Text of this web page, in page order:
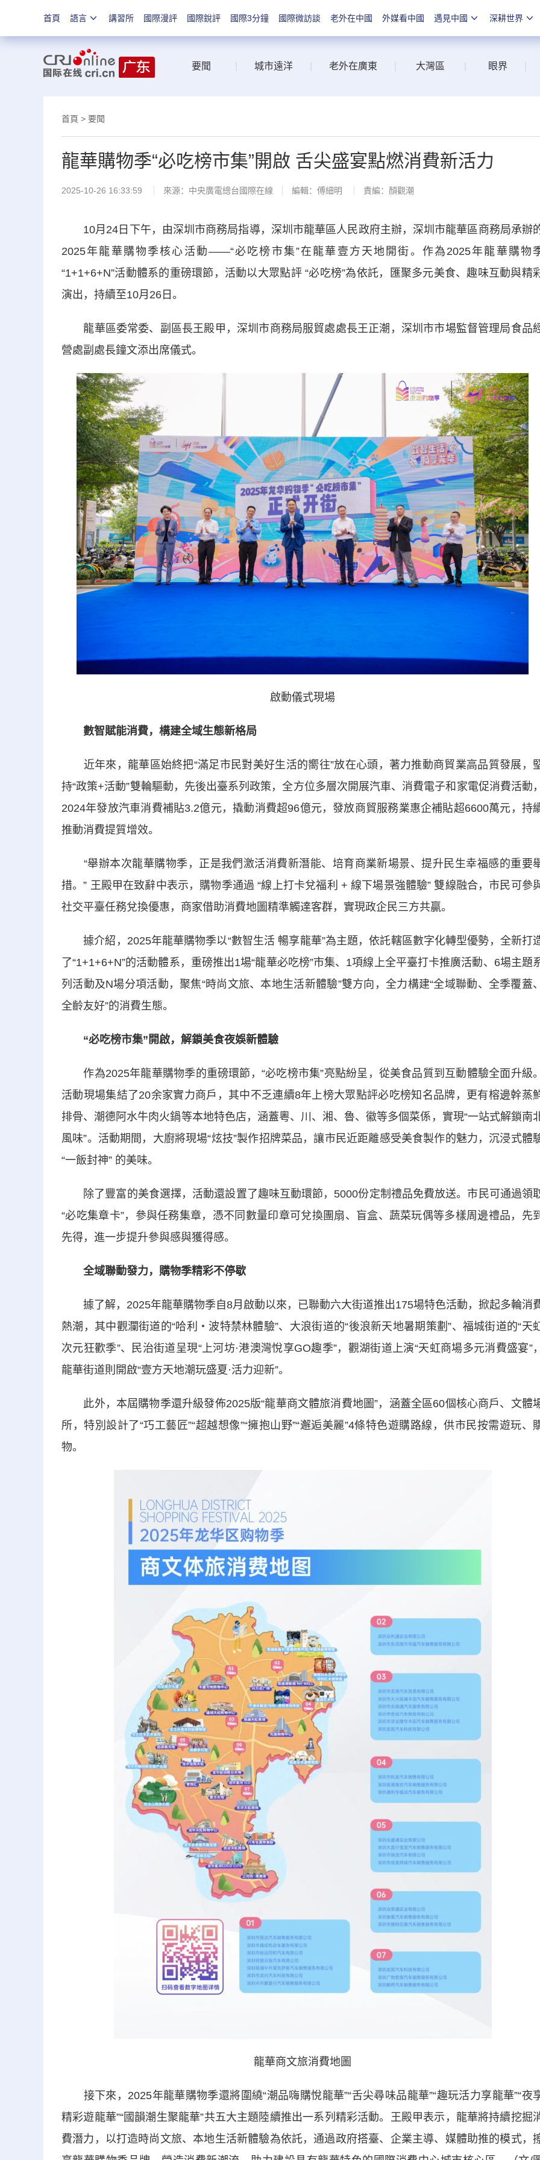
首頁 語言 講習所 國際漫評 國際銳評 國際3分鐘 國際微訪談 老外在中國 外媒看中國 遇見中國 深耕世界
要聞 城市遠洋 老外在廣東 大灣區 眼界
首頁 > 要聞
龍華購物季“必吃榜市集”開啟 舌尖盛宴點燃消費新活力
2025-10-26 16:33:59 來源：中央廣電總台國際在線 編輯：傅細明 責編：顏觀潮
10月24日下午，由深圳市商務局指導，深圳市龍華區人民政府主辦，深圳市龍華區商務局承辦
2025年龍華購物季核心活動——“必吃榜市集”在龍華壹方天地開街。作為2025年龍華購物
“1+1+6+N”活動體系的重磅環節，活動以大眾點評 “必吃榜”為依託，匯聚多元美食、趣味互動與精
演出，持續至10月26日。
龍華區委常委、副區長王殿甲，深圳市商務局服貿處處長王正潮，深圳市市場監督管理局食品
營處副處長鐘文添出席儀式。
啟動儀式現場
數智賦能消費，構建全域生態新格局
近年來，龍華區始終把“滿足市民對美好生活的嚮往”放在心頭，著力推動商貿業高品質發展，
持“政策+活動”雙輪驅動，先後出臺系列政策，全方位多層次開展汽車、消費電子和家電促消費活動
2024年發放汽車消費補貼3.2億元，撬動消費超96億元，發放商貿服務業惠企補貼超6600萬元，持
推動消費提質增效。
“舉辦本次龍華購物季，正是我們激活消費新潛能、培育商業新場景、提升民生幸福感的重要
措。” 王殿甲在致辭中表示，購物季通過 “線上打卡兌福利 + 線下場景強體驗” 雙線融合，市民可參
社交平臺任務兌換優惠，商家借助消費地圖精準觸達客群，實現政企民三方共贏。
據介紹，2025年龍華購物季以“數智生活 暢享龍華”為主題，依託轄區數字化轉型優勢，全新打
了“1+1+6+N”的活動體系，重磅推出1場“龍華必吃榜”市集、1項線上全平臺打卡推廣活動、6場主題
列活動及N場分項活動，聚焦“時尚文旅、本地生活新體驗”雙方向，全力構建“全域聯動、全季覆蓋
全齡友好”的消費生態。
“必吃榜市集”開啟，解鎖美食夜娛新體驗
作為2025年龍華購物季的重磅環節，“必吃榜市集”亮點紛呈，從美食品質到互動體驗全面升級
活動現場集結了20余家實力商戶，其中不乏連續8年上榜大眾點評必吃榜知名品牌，更有榕邊幹蒸
排骨、潮德阿水牛肉火鍋等本地特色店，涵蓋粵、川、湘、魯、徽等多個菜係，實現“一站式解鎖南
風味”。活動期間，大廚將現場“炫技”製作招牌菜品，讓市民近距離感受美食製作的魅力，沉浸式體
“一飯封神” 的美味。
除了豐富的美食選擇，活動還設置了趣味互動環節，5000份定制禮品免費放送。市民可通過領
“必吃集章卡”，參與任務集章，憑不同數量印章可兌換團扇、盲盒、蔬菜玩偶等多樣周邊禮品，先
先得，進一步提升參與感與獲得感。
全域聯動發力，購物季精彩不停歇
據了解，2025年龍華購物季自8月啟動以來，已聯動六大街道推出175場特色活動，掀起多輪消
熱潮，其中觀瀾街道的“哈利・波特禁林體驗”、大浪街道的“後浪新天地暑期策劃”、福城街道的“天
次元狂歡季”、民治街道呈現“上河坊·港澳灣悅享GO趣季”，觀湖街道上演“天虹商場多元消費盛宴”
龍華街道則開啟“壹方天地潮玩盛夏·活力迎新”。
此外，本屆購物季還升級發佈2025版“龍華商文體旅消費地圖”，涵蓋全區60個核心商戶、文體
所，特別設計了“巧工藝匠”“超越想像”“擁抱山野”“邂逅美麗”4條特色遊購路線，供市民按需遊玩、
物。
龍華商文旅消費地圖
接下來，2025年龍華購物季還將圍繞“潮品嗨購悅龍華”“舌尖尋味品龍華”“趣玩活力享龍華”“夜
精彩遊龍華”“國韻潮生聚龍華”共五大主題陸續推出一系列精彩活動。王殿甲表示，龍華將持續挖掘
費潛力，以打造時尚文旅、本地生活新體驗為依託，通過政府搭臺、企業主導、媒體助推的模式，